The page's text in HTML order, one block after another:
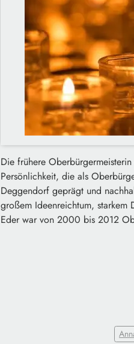
Die frühere
Persönlichkeit, die als
Deggendorf geprägt und
großem Ideenreichtum, starkem
Eder war von 2000 bis 2012